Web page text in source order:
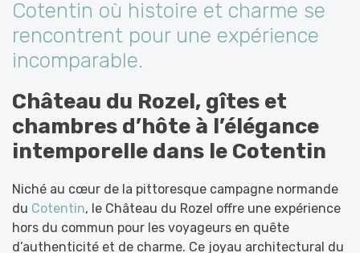
Cotentin où histoire et charme se
rencontrent pour une expérience
incomparable.
Château du Rozel, gîtes et
chambres d’hôte à l’élégance
intemporelle dans le Cotentin
Niché au cœur de la pittoresque campagne normande
du Cotentin, le Château du Rozel offre une expérience
hors du commun pour les voyageurs en quête
d’authenticité et de charme. Ce joyau architectural du